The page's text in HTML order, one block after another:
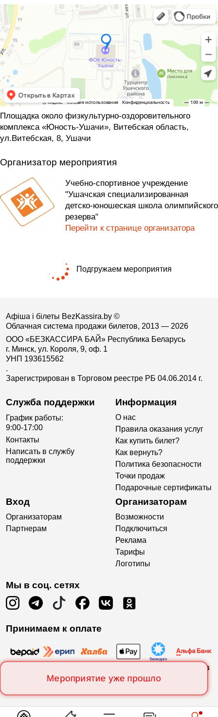
Мероприятие уже прошло
Площадка около физкультурно-оздоровительного
комплекса «Юность-Ушачи», Витебская область,
ул.Витебская, 8, Ушачи
Организатор мероприятия
Учебно-спортивное учреждение
"Ушачская специализированная
детско-юношеская школа олимпийского
резерва"
Перейти к странице организатора
Подгружаем мероприятия
Афіша і білеты BezKassira.by ©
Облачная система продажи билетов, 2013 — 2026
ООО «БЕЗКАССИРА БАЙ» Республика Беларусь
г. Минск, ул. Короля, 9, оф. 1
УНП 193615562
.
Зарегистрирован в Торговом реестре РБ 04.06.2014 г.
Служба поддержки
График работы:
9:00-17:00
Контакты
Написать в службу
поддержки
Информация
О нас
Правила оказания услуг
Как купить билет?
Как вернуть?
Политика безопасности
Точки продаж
Подарочные сертификаты
Вход
Организаторам
Партнерам
Организаторам
Возможности
Подключиться
Реклама
Тарифы
Логотипы
Мы в соц. сетях
Принимаем к оплате